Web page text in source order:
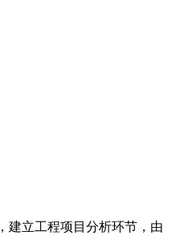
建立工程项目分析环节，由